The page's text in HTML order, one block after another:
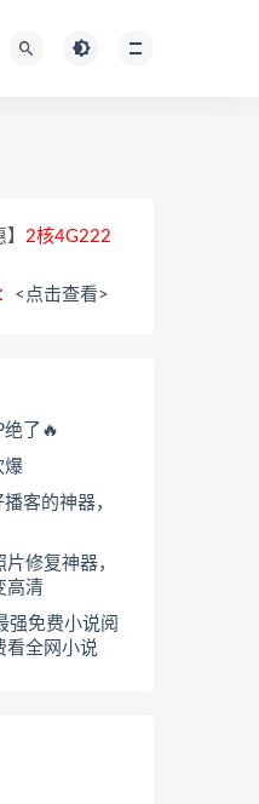
2核4G222
<点击查看>
了🔥
爆
客的神器，
修复神器，
高清
强免费小说阅
看全网小说